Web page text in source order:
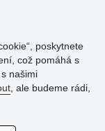
poskytnete
což pomáhá s
našimi
, ale budeme rádi,